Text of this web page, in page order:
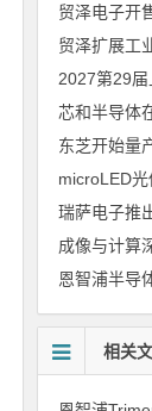
2027第29
恩智浦半导
相关